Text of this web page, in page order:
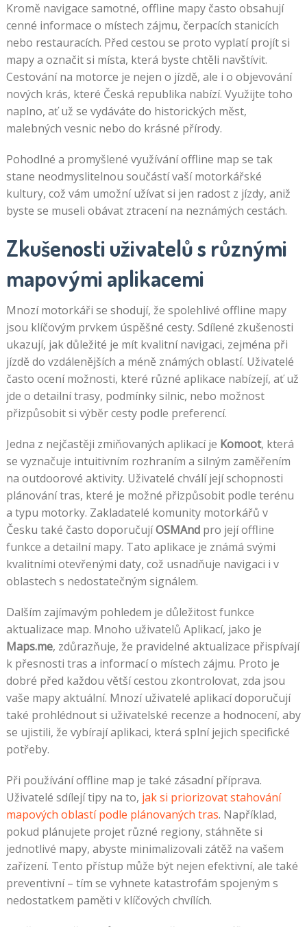
Kromě navigace samotné, offline mapy často obsahují
cenné informace o místech zájmu, čerpacích stanicích
nebo restauracích. Před cestou se proto vyplatí projít si
mapy a označit si místa, která byste chtěli navštívit.
Cestování na motorce je nejen o jízdě, ale i o objevování
nových krás, které Česká republika nabízí. Využijte toho
naplno, ať už se vydáváte do historických měst,
malebných vesnic nebo do krásné přírody.
Pohodlné a promyšlené využívání offline map se tak
stane neodmyslitelnou součástí vaší motorkářské
kultury, což vám umožní užívat si jen radost z jízdy, aniž
byste se museli obávat ztracení na neznámých cestách.
Zkušenosti uživatelů s různými
mapovými aplikacemi
Mnozí motorkáři se shodují, že spolehlivé offline mapy
jsou klíčovým prvkem úspěšné cesty. Sdílené zkušenosti
ukazují, jak důležité je mít kvalitní navigaci, zejména při
jízdě do vzdálenějších a méně známých oblastí. Uživatelé
často ocení možnosti, které různé aplikace nabízejí, ať už
jde o detailní trasy, podmínky silnic, nebo možnost
přizpůsobit si výběr cesty podle preferencí.
Jedna z nejčastěji zmiňovaných aplikací je Komoot, která
se vyznačuje intuitivním rozhraním a silným zaměřením
na outdoorové aktivity. Uživatelé chválí její schopnosti
plánování tras, které je možné přizpůsobit podle terénu
a typu motorky. Zakladatelé komunity motorkářů v
Česku také často doporučujíOSMAndpro její offline
funkce a detailní mapy. Tato aplikace je známá svými
kvalitními otevřenými daty, což usnadňuje navigaci i v
oblastech s nedostatečným signálem.
Dalším zajímavým pohledem je důležitost funkce
aktualizace map. Mnoho uživatelů Aplikací, jako je
Maps.me, zdůrazňuje, že pravidelné aktualizace přispívají
k přesnosti tras a informací o místech zájmu. Proto je
dobré před každou větší cestou zkontrolovat, zda jsou
vaše mapy aktuální. Mnozí uživatelé aplikací doporučují
také prohlédnout si uživatelské recenze a hodnocení, aby
se ujistili, že vybírají aplikaci, která splní jejich specifické
potřeby.
Při používání offline map je také zásadní příprava.
Uživatelé sdílejí tipy na to, jak si priorizovat stahování
mapových oblastí podle plánovaných tras. Například,
pokud plánujete projet různé regiony, stáhněte si
jednotlivé mapy, abyste minimalizovali zátěž na vašem
zařízení. Tento přístup může být nejen efektivní, ale také
preventivní – tím se vyhnete katastrofám spojeným s
nedostatkem paměti v klíčových chvílích.